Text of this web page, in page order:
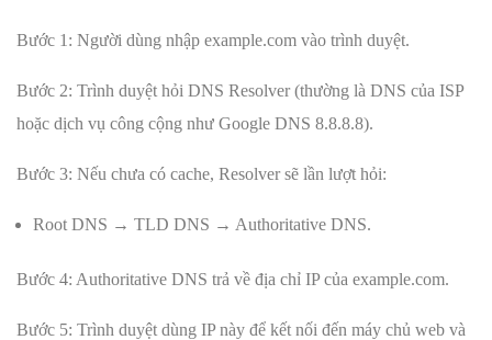
Bước 1: Người dùng nhập example.com vào trình duyệt.
Bước 2: Trình duyệt hỏi DNS Resolver (thường là DNS của ISP
hoặc dịch vụ công cộng như Google DNS 8.8.8.8).
Bước 3: Nếu chưa có cache, Resolver sẽ lần lượt hỏi:
Root DNS → TLD DNS → Authoritative DNS.
Bước 4: Authoritative DNS trả về địa chỉ IP của example.com.
Bước 5: Trình duyệt dùng IP này để kết nối đến máy chủ web và